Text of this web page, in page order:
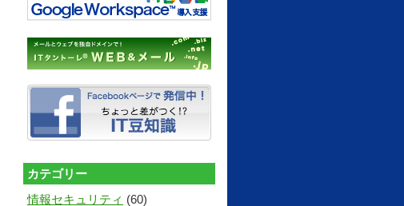
カテゴリー
情報セキュリティ (60)